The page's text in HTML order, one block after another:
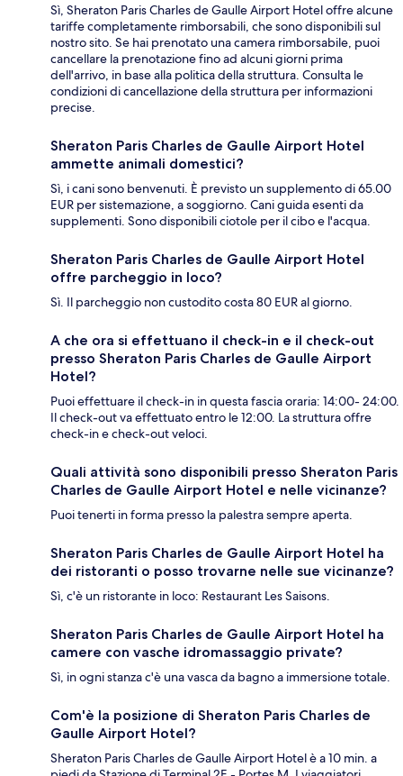
Sì, Sheraton Paris Charles de Gaulle Airport Hotel offre alcune
tariffe completamente rimborsabili, che sono disponibili sul
nostro sito. Se hai prenotato una camera rimborsabile, puoi
cancellare la prenotazione fino ad alcuni giorni prima
dell'arrivo, in base alla politica della struttura. Consulta le
condizioni di cancellazione della struttura per informazioni
precise.
Sheraton Paris Charles de Gaulle Airport Hotel
ammette animali domestici?
Sì, i cani sono benvenuti. È previsto un supplemento di 65.00
EUR per sistemazione, a soggiorno. Cani guida esenti da
supplementi. Sono disponibili ciotole per il cibo e l'acqua.
Sheraton Paris Charles de Gaulle Airport Hotel
offre parcheggio in loco?
Sì. Il parcheggio non custodito costa 80 EUR al giorno.
A che ora si effettuano il check-in e il check-out
presso Sheraton Paris Charles de Gaulle Airport
Hotel?
Puoi effettuare il check-in in questa fascia oraria: 14:00- 24:00.
Il check-out va effettuato entro le 12:00. La struttura offre
check-in e check-out veloci.
Quali attività sono disponibili presso Sheraton Paris
Charles de Gaulle Airport Hotel e nelle vicinanze?
Puoi tenerti in forma presso la palestra sempre aperta.
Sheraton Paris Charles de Gaulle Airport Hotel ha
dei ristoranti o posso trovarne nelle sue vicinanze?
Sì, c'è un ristorante in loco: Restaurant Les Saisons.
Sheraton Paris Charles de Gaulle Airport Hotel ha
camere con vasche idromassaggio private?
Sì, in ogni stanza c'è una vasca da bagno a immersione totale.
Com'è la posizione di Sheraton Paris Charles de
Gaulle Airport Hotel?
Sheraton Paris Charles de Gaulle Airport Hotel è a 10 min. a